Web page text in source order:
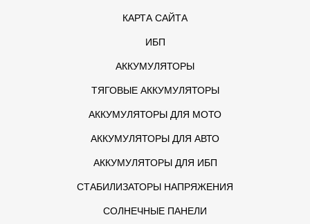
КАРТА САЙТА
ИБП
АККУМУЛЯТОРЫ
ТЯГОВЫЕ АККУМУЛЯТОРЫ
АККУМУЛЯТОРЫ ДЛЯ МОТО
АККУМУЛЯТОРЫ ДЛЯ АВТО
АККУМУЛЯТОРЫ ДЛЯ ИБП
СТАБИЛИЗАТОРЫ НАПРЯЖЕНИЯ
СОЛНЕЧНЫЕ ПАНЕЛИ